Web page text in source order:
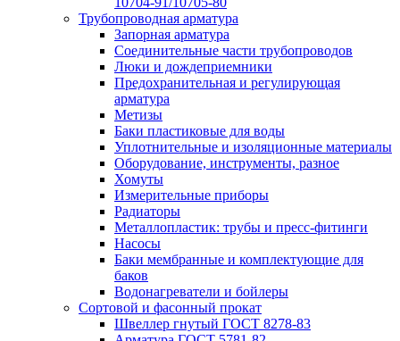
Трубопроводная арматура
Запорная арматура
Соединительные части трубопроводов
Люки и дождеприемники
Предохранительная и регулирующая
арматура
Метизы
Баки пластиковые для воды
Уплотнительные и изоляционные материалы
Оборудование, инструменты, разное
Хомуты
Измерительные приборы
Радиаторы
Металлопластик: трубы и пресс-фитинги
Насосы
Баки мембранные и комплектующие для
баков
Водонагреватели и бойлеры
Сортовой и фасонный прокат
Швеллер гнутый ГОСТ 8278-83